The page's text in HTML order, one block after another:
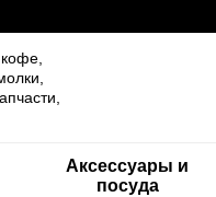
Аксессуары и
посуда